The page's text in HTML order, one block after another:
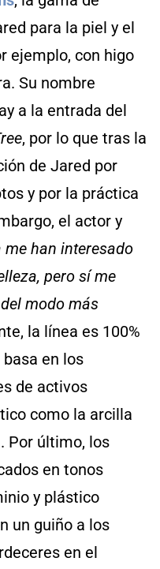
para la piel y el
ejemplo, con higo
Su nombre
a la entrada del
, por lo que tras la
de Jared por
y por la práctica
el actor y
me han interesado
pero sí me
modo más
la línea es 100%
en los
de activos
como la arcilla
Por último, los
en tonos
y plástico
un guiño a los
en el